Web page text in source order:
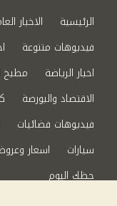
الرئيسية الاخبار
فيديوهات متنوعة
اخبار الرياضة
مطبخ
الاقتصاد والبورصة
فيديوهات فضائيات
سيارات
اسعار
حظك اليوم